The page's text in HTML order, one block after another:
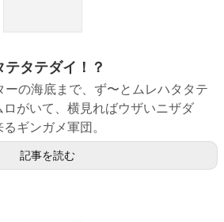
タテダイ！？
ーの海底まで、ず〜とムレハタタテ
がいて、横見ればウザいニザダ
ギンガメ軍団。
記事を読む